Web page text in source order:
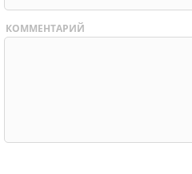
КОММЕНТАРИЙ